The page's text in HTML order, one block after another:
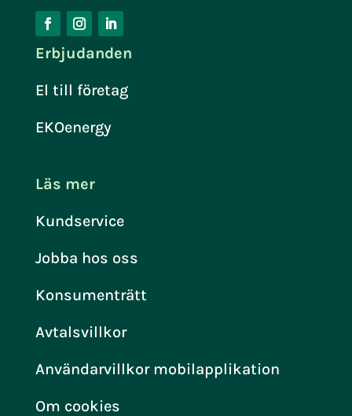
Erbjudanden
El till företag
EKOenergy
Läs mer
Kundservice
Jobba hos oss
Konsumenträtt
Avtalsvillkor
Användarvillkor mobilapplikation
Om cookies